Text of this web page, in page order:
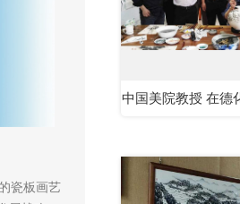
瓷板画艺
中国美院教授 在德